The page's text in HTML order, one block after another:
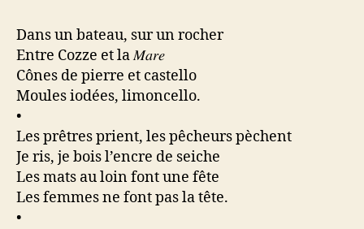
Dans un bateau, sur un rocher
Entre Cozze et la 𝑀𝑎𝑟𝑒
Cônes de pierre et castello
Moules iodées, limoncello.
•
Les prêtres prient, les pêcheurs pèchent
Je ris, je bois l’encre de seiche
Les mats au loin font une fête
Les femmes ne font pas la tête.
•